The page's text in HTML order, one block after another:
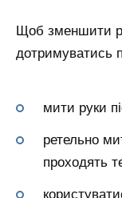
Щоб зменшити
дотримуватись
мити руки
ретельно
проходять